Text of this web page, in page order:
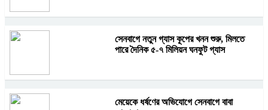
সেনবাগে নতুন গ্যাস কূপের খনন শুরু, মিলতে
পারে দৈনিক ৫-৭ মিলিয়ন ঘনফুট গ্যাস
মেয়েকে ধর্ষণের অভিযোগে সেনবাগে বাবা